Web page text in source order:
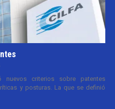
criterios sobre patentes
y posturas. La que se definió